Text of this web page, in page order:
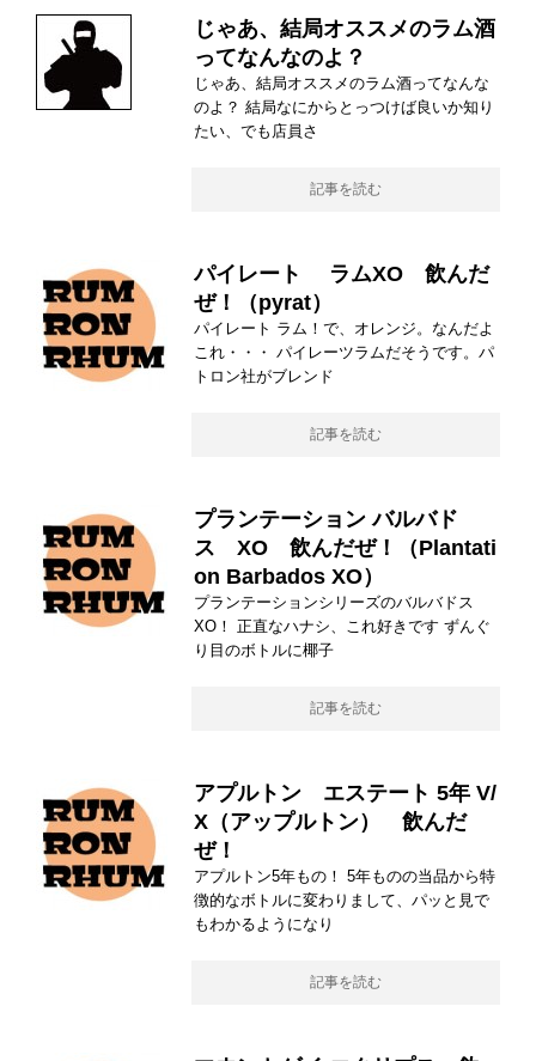
じゃあ、結局オススメのラム酒
ってなんなのよ？
じゃあ、結局オススメのラム酒ってなんな
のよ？ 結局なにからとっつけば良いか知り
たい、でも店員さ
記事を読む
パイレート ラムXO 飲んだ
ぜ！（pyrat）
パイレート ラム！で、オレンジ。なんだよ
これ・・・ パイレーツラムだそうです。パ
トロン社がブレンド
記事を読む
プランテーション バルバド
ス XO 飲んだぜ！（Plantati
on Barbados XO）
プランテーションシリーズのバルバドス
XO！ 正直なハナシ、これ好きです ずんぐ
り目のボトルに椰子
記事を読む
アプルトン エステート 5年 V/
X（アップルトン） 飲んだ
ぜ！
アプルトン5年もの！ 5年ものの当品から特
徴的なボトルに変わりまして、パッと見で
もわかるようになり
記事を読む